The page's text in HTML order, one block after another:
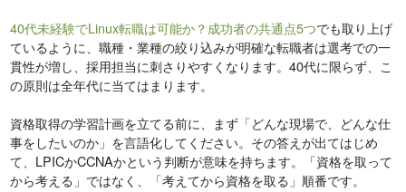
40代未経験でLinux転職は可能か？成功者の共通点5つでも取り上げ
ているように、職種・業種の絞り込みが明確な転職者は選考での一
貫性が増し、採用担当に刺さりやすくなります。40代に限らず、こ
の原則は全年代に当てはまります。
資格取得の学習計画を立てる前に、まず「どんな現場で、どんな仕
事をしたいのか」を言語化してください。その答えが出てはじめ
て、LPICかCCNAかという判断が意味を持ちます。「資格を取って
から考える」ではなく、「考えてから資格を取る」順番です。